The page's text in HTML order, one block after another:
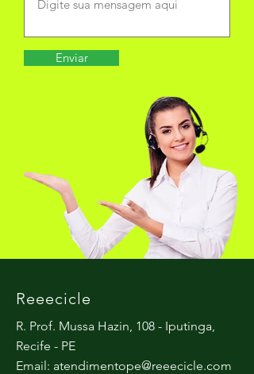
Enviar
Reeecicle
R. Prof. Mussa Hazin, 108 - Iputinga,
Recife - PE
Email: atendimentope@reeecicle.com